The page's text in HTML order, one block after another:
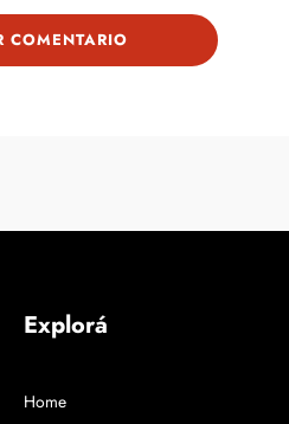
Explorá
Home